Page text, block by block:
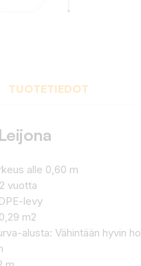
TUOTETIEDOT
alle 0,60 m
vuotta
levy
m2
alusta: Vähintään hyvin